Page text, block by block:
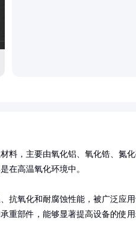
料，主要由氧化铝、氧化锆、氮
在高温氧化环境中。
抗氧化和耐腐蚀性能，被广泛应
重部件，能够显著提高设备的使用